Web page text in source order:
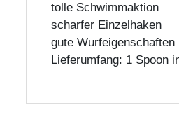
tolle Schwimmaktion
scharfer Einzelhaken
gute Wurfeigenschaften
Lieferumfang: 1 Spoon